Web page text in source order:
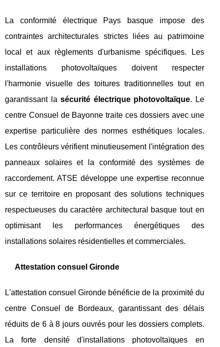
La conformité électrique Pays basque impose des
contraintes architecturales strictes liées au patrimoine
local et aux règlements d'urbanisme spécifiques. Les
installations photovoltaïques doivent respecter
l'harmonie visuelle des toitures traditionnelles tout en
garantissant lasécurité électrique photovoltaïque. Le
centre Consuel de Bayonne traite ces dossiers avec une
expertise particulière des normes esthétiques locales.
Les contrôleurs vérifient minutieusement l'intégration des
panneaux solaires et la conformité des systèmes de
raccordement. ATSE développe une expertise reconnue
sur ce territoire en proposant des solutions techniques
respectueuses du caractère architectural basque tout en
optimisant les performances énergétiques des
installations solaires résidentielles et commerciales.
Attestation consuel Gironde
L'attestation consuel Gironde bénéficie de la proximité du
centre Consuel de Bordeaux, garantissant des délais
réduits de 6 à 8 jours ouvrés pour les dossiers complets.
La forte densité d'installations photovoltaïques en